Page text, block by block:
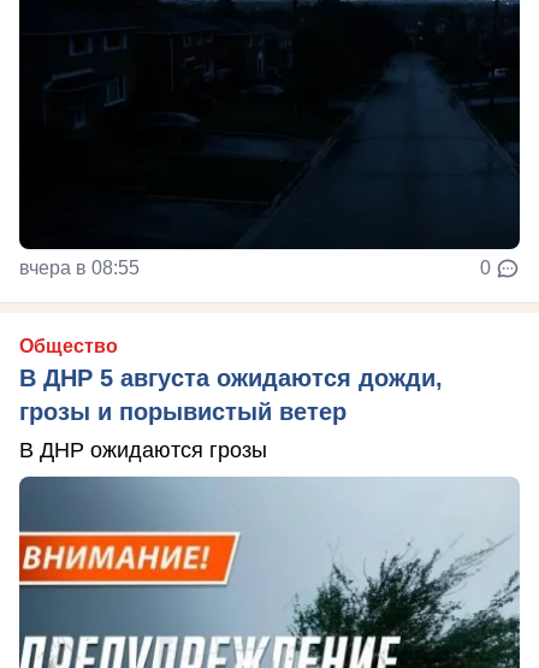
вчера в 08:55 0
Общество
В ДНР 5 августа ожидаются дожди,
грозы и порывистый ветер
В ДНР ожидаются грозы